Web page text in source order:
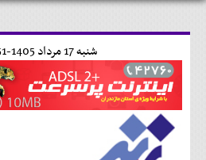
شنبه 17 مرداد 1405-13:51-